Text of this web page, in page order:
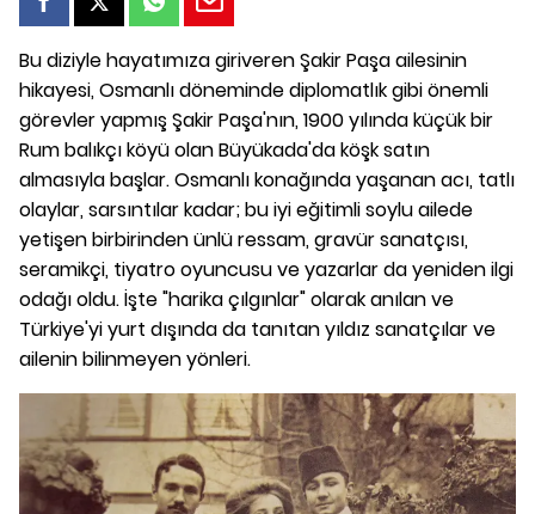
Bu diziyle hayatımıza giriveren Şakir Paşa ailesinin
hikayesi, Osmanlı döneminde diplomatlık gibi önemli
görevler yapmış Şakir Paşa'nın, 1900 yılında küçük bir
Rum balıkçı köyü olan Büyükada'da köşk satın
almasıyla başlar. Osmanlı konağında yaşanan acı, tatlı
olaylar, sarsıntılar kadar; bu iyi eğitimli soylu ailede
yetişen birbirinden ünlü ressam, gravür sanatçısı,
seramikçi, tiyatro oyuncusu ve yazarlar da yeniden ilgi
odağı oldu. İşte "harika çılgınlar" olarak anılan ve
Türkiye'yi yurt dışında da tanıtan yıldız sanatçılar ve
ailenin bilinmeyen yönleri.